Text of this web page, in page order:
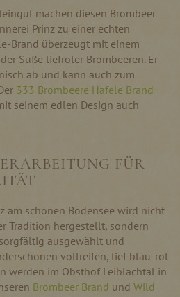
machen diesen Brombeer
Prinz zu einer echten
Brand überzeugt mit einem
Süße tiefroter Brombeeren. Er
ab und kann auch zum
333 Brombeere Hafele Brand
seinem edlen Design auch
FÜR
am schönen Bodensee wird nicht
Tradition hergestellt, sondern
ausgewählt und
vollreifen, tief blau-rot
werden im Obsthof Leiblachtal in
Brombeer Brand und Wild